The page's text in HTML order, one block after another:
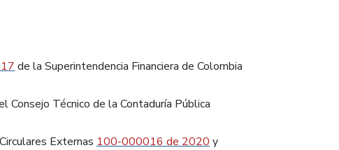
de la Superintendencia Financiera de Colombia
Consejo Técnico de la Contaduría Pública
Externas 100-000016 de 2020 y